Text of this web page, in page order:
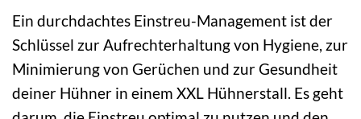
Ein durchdachtes Einstreu-Management ist der
Schlüssel zur Aufrechterhaltung von Hygiene, zur
Minimierung von Gerüchen und zur Gesundheit
deiner Hühner in einem XXL Hühnerstall. Es geht